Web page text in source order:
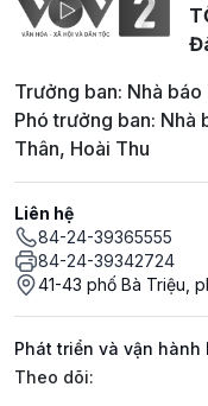
Trưởng ban: Nhà báo
Phó trưởng ban: Nhà
Thân, Hoài Thu
Liên hệ
84-24-39365555
84-24-39342724
41-43 phố Bà Triệu,
Phát triển và vận hành
Mạng xã hội
Theo dõi: